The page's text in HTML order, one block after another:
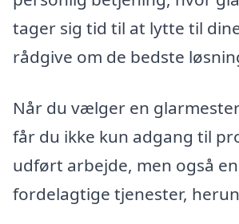
tager sig tid til at lytte til
rådgive om de bedste
Når du vælger en
får du ikke kun adgang til
udført arbejde, men også
fordelagtige tjenester,